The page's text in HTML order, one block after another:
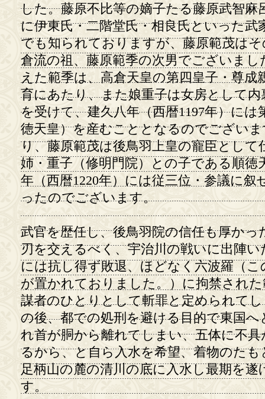
した。藤原不比等の嫡子たる藤原武智麻
に伊東氏・二階堂氏・相良氏といった
でも知られておりますが、藤原範茂は
倉流の祖、藤原範季の次男でございま
えた範季は、高倉天皇の第四皇子・尊成
育にあたり、また娘重子は女房として
を受けて、建久八年（西暦1197年）には
徳天皇）を産むこととなるのでござい
り、藤原範茂は後鳥羽上皇の寵臣とし
姉・重子（修明門院）との子である順徳
年（西暦1220年）には従三位・参議に
ったのでございます。
武官を歴任し、後鳥羽院の信任も厚か
刃を交えるべく、宇治川の戦いに出陣
には抗し得ず敗退、ほどなく六波羅（
が置かれておりました。）に拘禁され
謀者のひとりとして斬罪と定められて
の後、都での処刑を避ける目的で東国
れ首が胴から離れてしまい、五体に不
るから、と自ら入水を希望、着物のた
足柄山の麓の清川の底に入水し最期を
す。